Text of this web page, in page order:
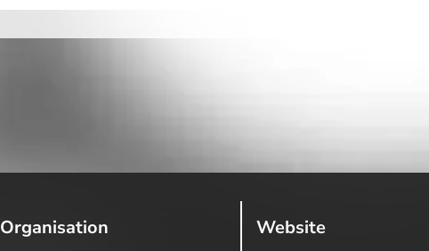
Organisation Website